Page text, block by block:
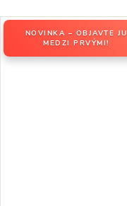
NOVINKA – OBJAVTE JU
MEDZI PRVÝMI!